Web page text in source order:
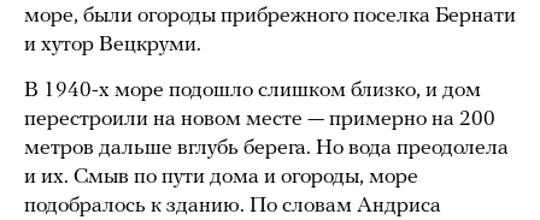
море, были огороды прибрежного поселка Бернати
и хутор Вецкруми.
В 1940-х море подошло слишком близко, и дом
перестроили на новом месте — примерно на 200
метров дальше вглубь берега. Но вода преодолела
и их. Смыв по пути дома и огороды, море
подобралось к зданию. По словам Андриса